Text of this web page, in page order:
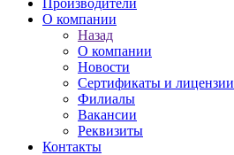
Производители
О компании
Назад
О компании
Новости
Сертификаты и лицензии
Филиалы
Вакансии
Реквизиты
Контакты